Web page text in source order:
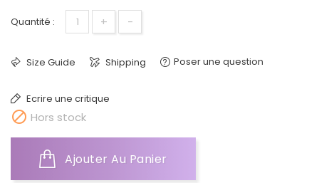
Quantité : + -
Size Guide Shipping Poser une question
Ecrire une critique
 Hors stock
Ajouter Au Panier